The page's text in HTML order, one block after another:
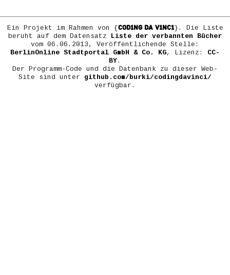
Ein Projekt im Rahmen von {COD1NG DA V1NC1}. Die Liste
beruht auf dem Datensatz Liste der verbannten Bücher
vom 06.06.2013, Veröffentlichende Stelle:
BerlinOnline Stadtportal GmbH & Co. KG, Lizenz: CC-
BY.
Der Programm-Code und die Datenbank zu dieser Web-
Site sind unter github.com/burki/codingdavinci/
verfügbar.